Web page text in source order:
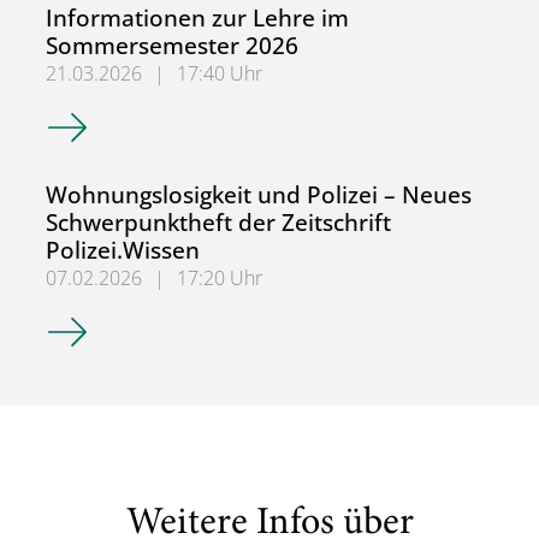
Informationen zur Lehre im
Sommersemester 2026
21.03.2026 |
17:40 Uhr
Informationen zur Lehre im Sommersemester 2026
Wohnungslosigkeit und Polizei – Neues
Schwerpunktheft der Zeitschrift
Polizei.Wissen
07.02.2026 |
17:20 Uhr
Wohnungslosigkeit und Polizei – Neues
Weitere Infos über